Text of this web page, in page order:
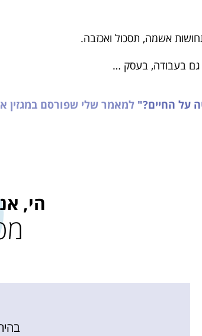
אשמה, תסכול ואכזבה.
גם בעבודה, בעסק …
על החיים?" למאמר שלי שפורסם במגזין
הי,